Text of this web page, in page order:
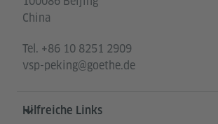
China
Tel. +86 10 8251 2909
vsp-peking@goethe.de
Hilfreiche Links